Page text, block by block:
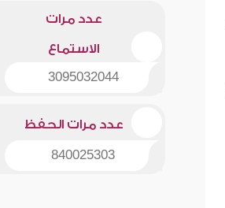
عدد مرات
الاستماع
3095032044
عدد مرات الحفظ
840025303